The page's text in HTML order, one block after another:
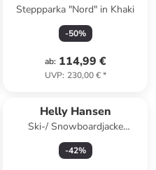
Steppparka "Nord" in Khaki
-50%
ab: 114,99 €
UVP: 230,00 €*
Helly Hansen
Ski-/ Snowboardjacke
"Stellar" in Flieder
-42%